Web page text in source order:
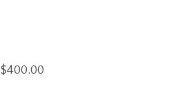
$400.00